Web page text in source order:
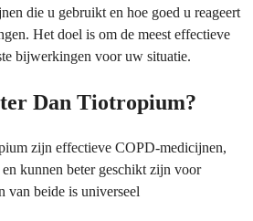
die u gebruikt en hoe goed u reageert
Het doel is om de meest effectieve
bijwerkingen voor uw situatie.
Dan Tiotropium?
zijn effectieve COPD-medicijnen,
kunnen beter geschikt zijn voor
van beide is universeel